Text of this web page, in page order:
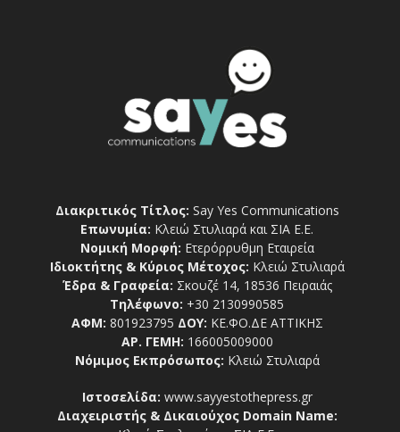
Διακριτικός Τίτλος: Say Yes Communications
Επωνυμία: Κλειώ Στυλιαρά και ΣΙΑ Ε.Ε.
Νομική Μορφή: Ετερόρρυθμη Εταιρεία
Ιδιοκτήτης & Κύριος Μέτοχος: Κλειώ Στυλιαρά
Έδρα & Γραφεία: Σκουζέ 14, 18536 Πειραιάς
Τηλέφωνο: +30 2130990585
ΑΦΜ: 801923795 ΔΟΥ: ΚΕ.ΦΟ.ΔΕ ΑΤΤΙΚΗΣ
ΑΡ. ΓΕΜΗ: 166005009000
Νόμιμος Εκπρόσωπος: Κλειώ Στυλιαρά
Ιστοσελίδα: www.sayyestothepress.gr
Διαχειριστής & Δικαιούχος Domain Name: